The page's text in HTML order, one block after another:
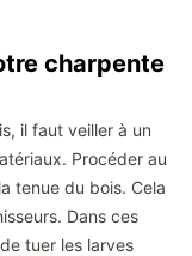
charpente
il faut veiller à un
Procéder au
tenue du bois. Cela
Dans ces
tuer les larves